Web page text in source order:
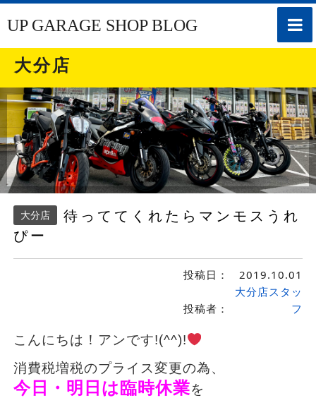
toggle
UP GARAGE SHOP BLOG
大分店
大分店
待っててくれたらマンモスうれ
ぴー
投稿日： 2019.10.01
投稿者：
大分店スタッ
フ
こんにちは！アンです!(^^)!
消費税増税のプライス変更の為、
今日・明日は臨時休業を